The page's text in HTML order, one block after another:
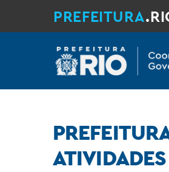
PREFEITURA